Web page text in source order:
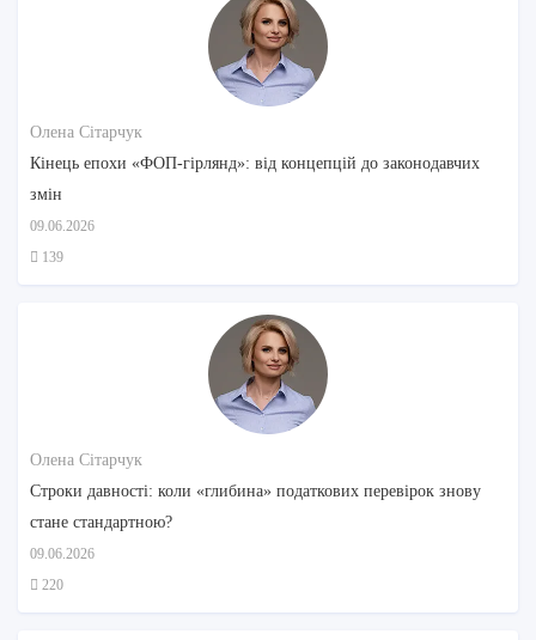
Олена Сітарчук
Кінець епохи «ФОП-гірлянд»: від концепцій до законодавчих
змін
09.06.2026
139
Олена Сітарчук
Строки давності: коли «глибина» податкових перевірок знову
стане стандартною?
09.06.2026
220